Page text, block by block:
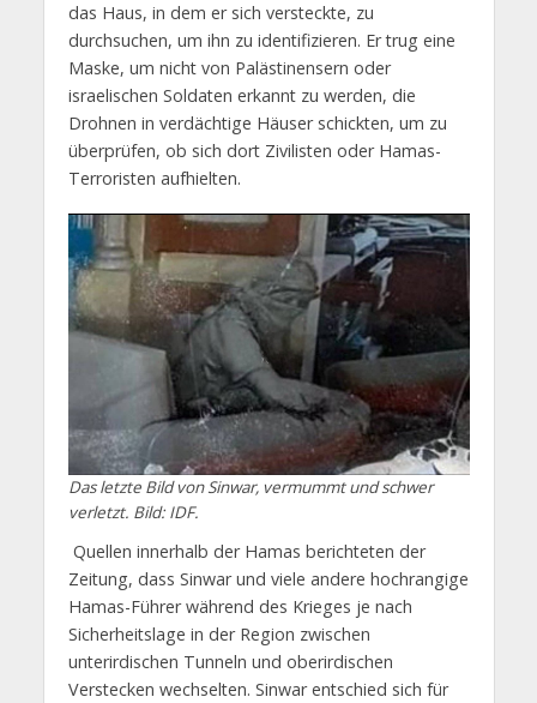
das Haus, in dem er sich versteckte, zu
durchsuchen, um ihn zu identifizieren. Er trug eine
Maske, um nicht von Palästinensern oder
israelischen Soldaten erkannt zu werden, die
Drohnen in verdächtige Häuser schickten, um zu
überprüfen, ob sich dort Zivilisten oder Hamas-
Terroristen aufhielten.
Das letzte Bild von Sinwar, vermummt und schwer
verletzt. Bild: IDF.
Quellen innerhalb der Hamas berichteten der
Zeitung, dass Sinwar und viele andere hochrangige
Hamas-Führer während des Krieges je nach
Sicherheitslage in der Region zwischen
unterirdischen Tunneln und oberirdischen
Verstecken wechselten. Sinwar entschied sich für